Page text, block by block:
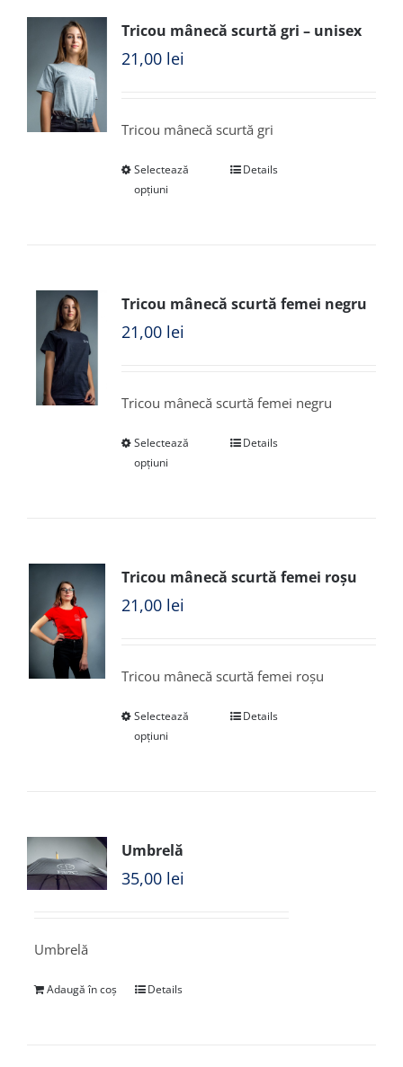
Tricou mânecă scurtă gri – unisex
21,00 lei
Tricou mânecă scurtă gri
Selectează
opțiuni
Details
Tricou mânecă scurtă femei negru
21,00 lei
Tricou mânecă scurtă femei negru
Selectează
opțiuni
Details
Tricou mânecă scurtă femei roșu
21,00 lei
Tricou mânecă scurtă femei roșu
Selectează
opțiuni
Details
Umbrelă
35,00 lei
Umbrelă
Adaugă în coș Details